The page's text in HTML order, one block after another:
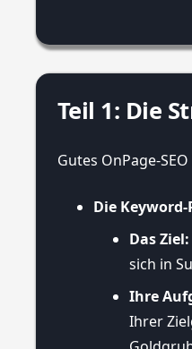
Teil 1: Die
Gutes OnPage-
Die
Das Ziel:
sich in
Ihre
Ihrer